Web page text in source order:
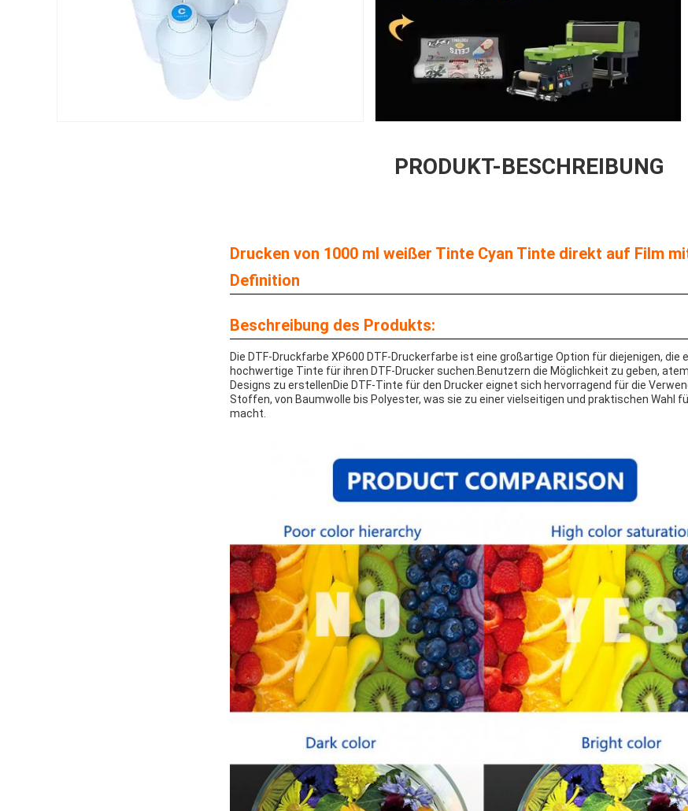
PRODUKT-BESCHREIBUNG
Drucken von 1000 ml weißer Tinte Cyan Tinte direkt auf Film
Definition
Beschreibung des Produkts:
Die DTF-Druckfarbe XP600 DTF-Druckerfarbe ist eine großartige Option für diejenigen, die
hochwertige Tinte für ihren DTF-Drucker suchen.Benutzern die Möglichkeit zu geben,
Designs zu erstellenDie DTF-Tinte für den Drucker eignet sich hervorragend für die
Stoffen, von Baumwolle bis Polyester, was sie zu einer vielseitigen und praktischen Wahl
macht.